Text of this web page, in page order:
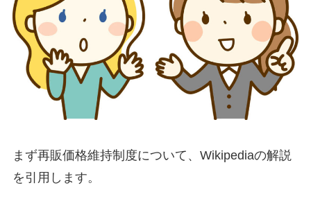
まず再販価格維持制度について、Wikipediaの解説
を引用します。